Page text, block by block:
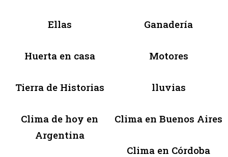
Ellas Ganadería
Huerta en casa Motores
Tierra de Historias lluvias
Clima de hoy en
Argentina
Clima en Buenos Aires
Clima en Córdoba